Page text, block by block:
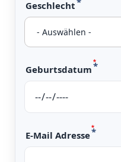
Geschlecht
Geburtsdatum
E-Mail Adresse